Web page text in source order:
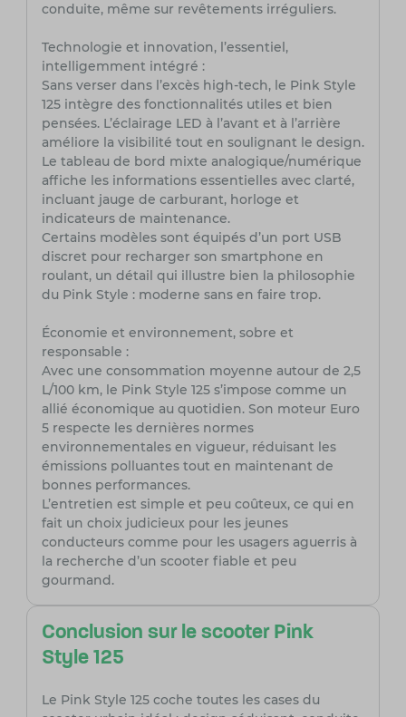
conduite, même sur revêtements irréguliers.
Technologie et innovation, l’essentiel,
intelligemment intégré :
Sans verser dans l’excès high-tech, le Pink Style
125 intègre des fonctionnalités utiles et bien
pensées. L’éclairage LED à l’avant et à l’arrière
améliore la visibilité tout en soulignant le design.
Le tableau de bord mixte analogique/numérique
affiche les informations essentielles avec clarté,
incluant jauge de carburant, horloge et
indicateurs de maintenance.
Certains modèles sont équipés d’un port USB
discret pour recharger son smartphone en
roulant, un détail qui illustre bien la philosophie
du Pink Style : moderne sans en faire trop.
Économie et environnement, sobre et
responsable :
Avec une consommation moyenne autour de 2,5
L/100 km, le Pink Style 125 s’impose comme un
allié économique au quotidien. Son moteur Euro
5 respecte les dernières normes
environnementales en vigueur, réduisant les
émissions polluantes tout en maintenant de
bonnes performances.
L’entretien est simple et peu coûteux, ce qui en
fait un choix judicieux pour les jeunes
conducteurs comme pour les usagers aguerris à
la recherche d’un scooter fiable et peu
gourmand.
Conclusion sur le scooter Pink
Style 125
Le Pink Style 125 coche toutes les cases du